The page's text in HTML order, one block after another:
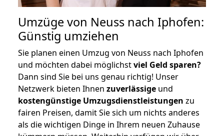
Umzüge von Neuss nach Iphofen:
Günstig umziehen
Sie planen einen Umzug von Neuss nach Iphofen
und möchten dabei möglichstviel Geld sparen?
Dann sind Sie bei uns genau richtig! Unser
Netzwerk bieten Ihnen zuverlässige und
kostengünstige Umzugsdienstleistungen zu
fairen Preisen, damit Sie sich um nichts anderes
als die wichtigen Dinge in Ihrem neuen Zuhause